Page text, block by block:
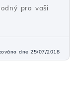
pro vaši
dne 25/07/2018